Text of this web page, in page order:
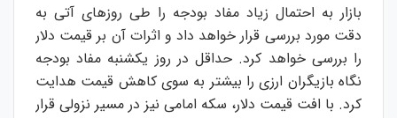
بازار به احتمال زیاد مفاد بودجه را طی روزهای آتی به
دقت مورد بررسی قرار خواهد داد و اثرات آن بر قیمت دلار
را بررسی خواهد کرد. حداقل در روز یکشنبه مفاد بودجه
نگاه بازیگران ارزی را بیشتر به سوی کاهش قیمت هدایت
کرد. با افت قیمت دلار، سکه امامی نیز در مسیر نزولی قرار